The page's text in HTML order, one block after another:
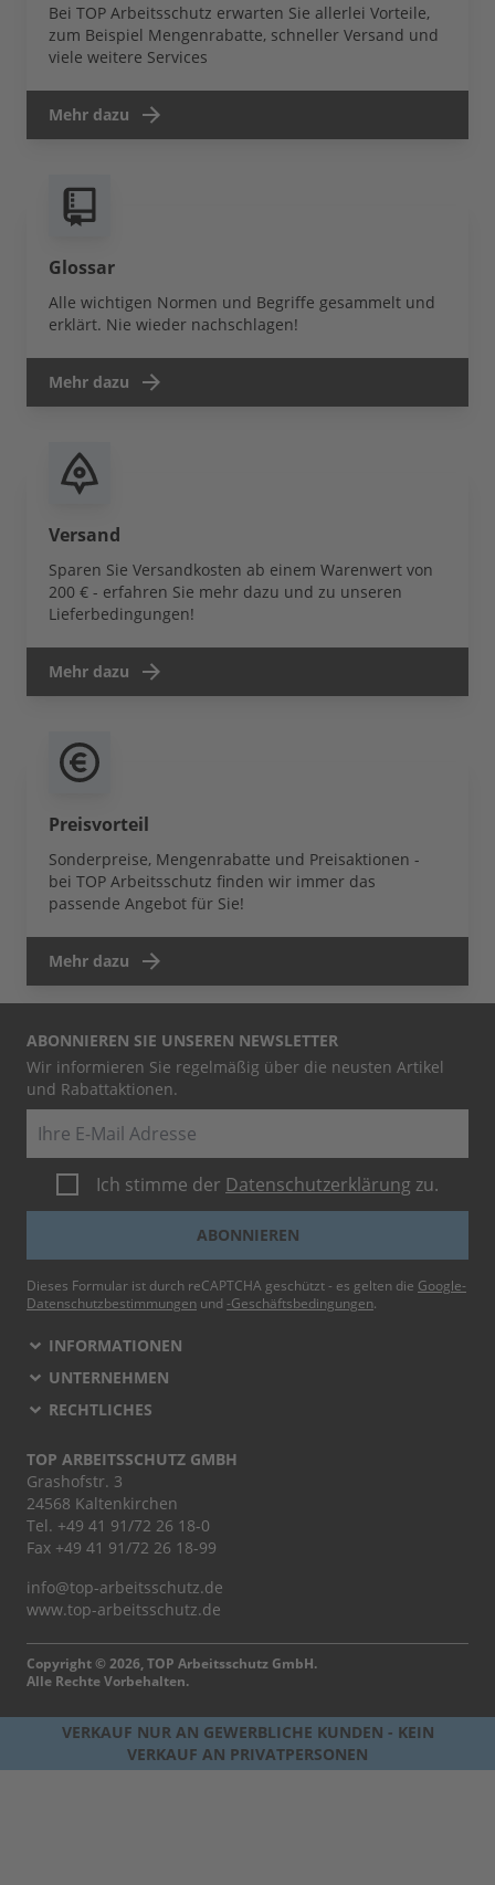
Bei TOP Arbeitsschutz erwarten Sie allerlei Vorteile,
zum Beispiel Mengenrabatte, schneller Versand und
viele weitere Services
Mehr dazu
Glossar
Alle wichtigen Normen und Begriffe gesammelt und
erklärt. Nie wieder nachschlagen!
Mehr dazu
Versand
Sparen Sie Versandkosten ab einem Warenwert von
200 € - erfahren Sie mehr dazu und zu unseren
Lieferbedingungen!
Mehr dazu
Preisvorteil
Sonderpreise, Mengenrabatte und Preisaktionen -
bei TOP Arbeitsschutz finden wir immer das
passende Angebot für Sie!
Mehr dazu
ABONNIEREN SIE UNSEREN NEWSLETTER
Wir informieren Sie regelmäßig über die neusten Artikel
und Rabattaktionen.
Ich stimme der Datenschutzerklärung zu.
ABONNIEREN
Dieses Formular ist durch reCAPTCHA geschützt - es gelten die Google-
Datenschutzbestimmungen und -Geschäftsbedingungen.
INFORMATIONEN
UNTERNEHMEN
RECHTLICHES
TOP ARBEITSSCHUTZ GMBH
Grashofstr. 3
24568 Kaltenkirchen
Tel. +49 41 91/72 26 18-0
Fax +49 41 91/72 26 18-99
info@top-arbeitsschutz.de
www.top-arbeitsschutz.de
Copyright © 2026, TOP Arbeitsschutz GmbH.
Alle Rechte Vorbehalten.
VERKAUF NUR AN GEWERBLICHE KUNDEN - KEIN
VERKAUF AN PRIVATPERSONEN